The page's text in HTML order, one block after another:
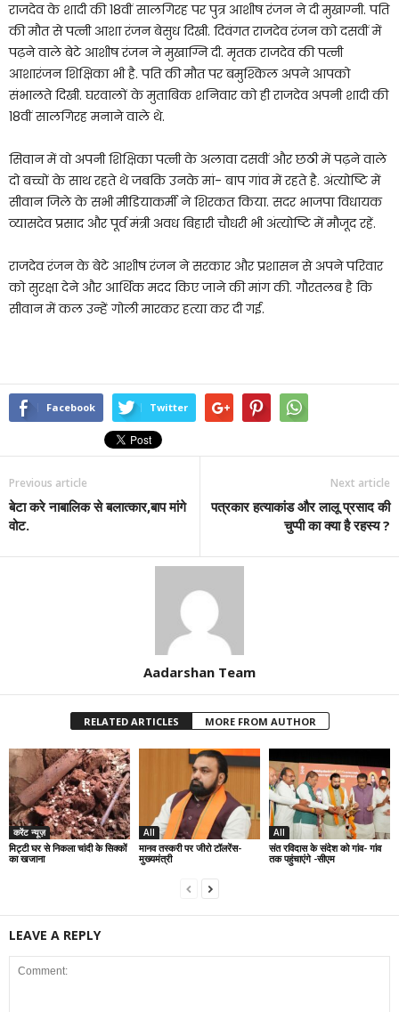
राजदेव के शादी की 18वीं सालगिरह पर पुत्र आशीष रंजन ने दी मुखाग्नी. पति
की मौत से पत्नी आशा रंजन बेसुध दिखी. दिवंगत राजदेव रंजन को दसवीं में
पढ़ने वाले बेटे आशीष रंजन ने मुखाग्नि दी. मृतक राजदेव की पत्नी
आशारंजन शिक्षिका भी है. पति की मौत पर बमुश्किल अपने आपको
संभालते दिखी. घरवालों के मुताबिक शनिवार को ही राजदेव अपनी शादी की
18वीं सालगिरह मनाने वाले थे.
सिवान में वो अपनी शिक्षिका पत्नी के अलावा दसवीं और छठी में पढ़ने वाले
दो बच्चों के साथ रहते थे जबकि उनके मां- बाप गांव में रहते है. अंत्योष्टि में
सीवान जिले के सभी मीडियाकर्मी ने शिरकत किया. सदर भाजपा विधायक
व्यासदेव प्रसाद और पूर्व मंत्री अवध बिहारी चौधरी भी अंत्योष्टि में मौजूद रहें.
राजदेव रंजन के बेटे आशीष रंजन ने सरकार और प्रशासन से अपने परिवार
को सुरक्षा देने और आर्थिक मदद किए जाने की मांग की. गौरतलब है कि
सीवान में कल उन्हें गोली मारकर हत्या कर दी गई.
Facebook Twitter
Previous article
बेटा करे नाबालिक से बलात्कार,बाप मांगे
वोट.
Next article
पत्रकार हत्याकांड और लालू प्रसाद की
चुप्पी का क्या है रहस्य ?
Aadarshan Team
RELATED ARTICLES MORE FROM AUTHOR
करेंट न्यूज़
मिट्टी घर से निकला चांदी के सिक्कों
का खजाना
All
मानव तस्करी पर जीरो टॉलरेंस-
मुख्यमंत्री
All
संत रविदास के संदेश को गांव- गांव
तक पहुंचाएंगे -सीएम
LEAVE A REPLY